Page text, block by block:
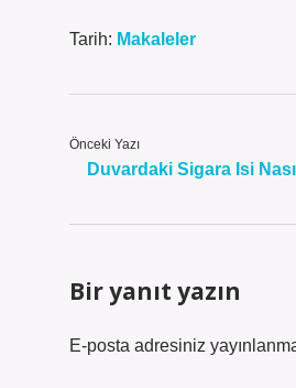
Tarih: Makaleler
Önceki Yazı
Duvardaki Sigara Isi
Bir yanıt yazın
E-posta adresiniz